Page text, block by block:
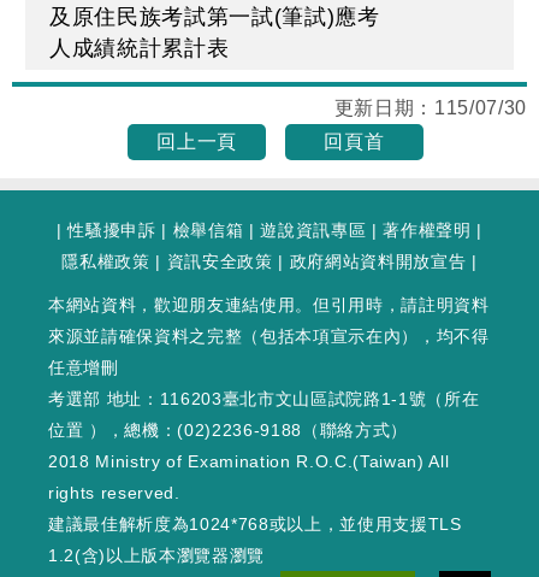
及原住民族考試第一試(筆試)應考
人成績統計累計表
更新日期： 115/07/30
回上一頁
回頁首
|性騷擾申訴 | 檢舉信箱 |遊說資訊專區 |著作權聲明 |
隱私權政策 | 資訊安全政策 | 政府網站資料開放宣告 |
本網站資料，歡迎朋友連結使用。但引用時，請註明資料
來源並請確保資料之完整（包括本項宣示在內），均不得
任意增刪
考選部 地址：116203臺北市文山區試院路1-1號（ 所在
位置 ），總機：(02)2236-9188（聯絡方式）
2018 Ministry of Examination R.O.C.(Taiwan) All
rights reserved.
建議最佳解析度為1024*768或以上，並使用支援TLS
1.2(含)以上版本瀏覽器瀏覽